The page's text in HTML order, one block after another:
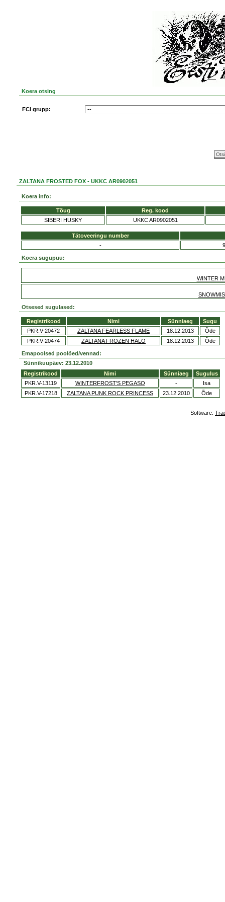
Koera otsing
FCI grupp:
ZALTANA FROSTED FOX - UKKC AR0902051
Koera info:
Tõug
Reg. kood
SIBERI HUSKY
UKKC AR0902051
Tätoveeringu number
-
Koera sugupuu:
WINTER
Otsesed sugulased:
Registrikood Nimi Sünniaeg
Sugu
PKR.V-20472
ZALTANA FEARLESS FLAME 18.12.2013
Õde
PKR.V-20474
ZALTANA FROZEN HALO 18.12.2013 Õde
Emapoolsed poolõed/vennad:
Sünnikuupäev: 23.12.2010
Registrikood
Nimi Sünniaeg
Sugulus
PKR.V-13119
WINTERFROST'S PEGASO -
Isa
PKR.V-17218
ZALTANA PUNK ROCK PRINCESS 23.12.2010 Õde
Software: